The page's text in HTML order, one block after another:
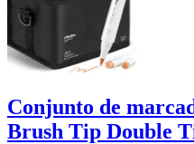
Conjunto de
Brush Tip Double